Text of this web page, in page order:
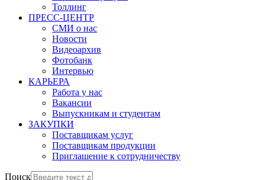
Толлинг
ПРЕСС-ЦЕНТР
СМИ о нас
Новости
Видеоархив
Фотобанк
Интервью
КАРЬЕРА
Работа у нас
Вакансии
Выпускникам и студентам
ЗАКУПКИ
Поставщикам услуг
Поставщикам продукции
Приглашение к сотрудничеству
Поиск